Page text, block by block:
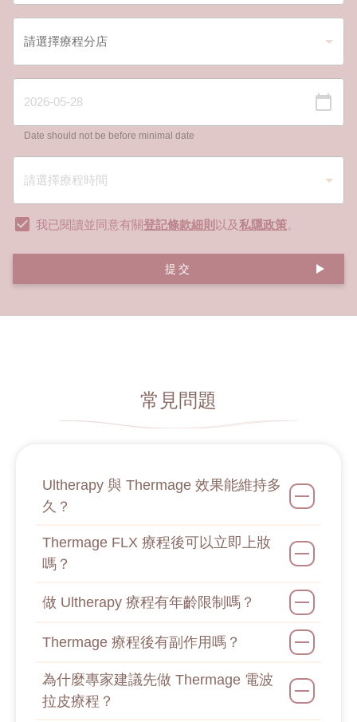
Date should not be before minimal date
我已閱讀並同意有關登記條款細則 以及私隱政策。
提交
常見問題
Ultherapy 與 Thermage 效果能維持多
久？
Thermage FLX 療程後可以立即上妝
嗎？
做 Ultherapy 療程有年齡限制嗎？
Thermage 療程後有副作用嗎？
為什麼專家建議先做 Thermage 電波
拉皮療程？